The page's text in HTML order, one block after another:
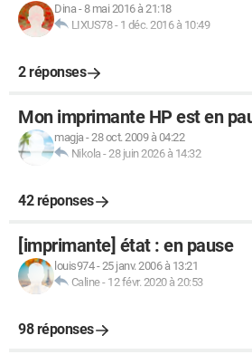
Dina-8 mai 2016 à 21:18
LIXUS78- 1 déc. 2016 à 10:49
2 réponses
Mon imprimante HP est en
magja-28 oct. 2009 à 04:22
Nikola -28 juin 2026 à 14:32
42 réponses
[imprimante] état : en pause
louis974-25 janv. 2006 à 13:21
Caline- 12 févr. 2020 à 20:53
98 réponses